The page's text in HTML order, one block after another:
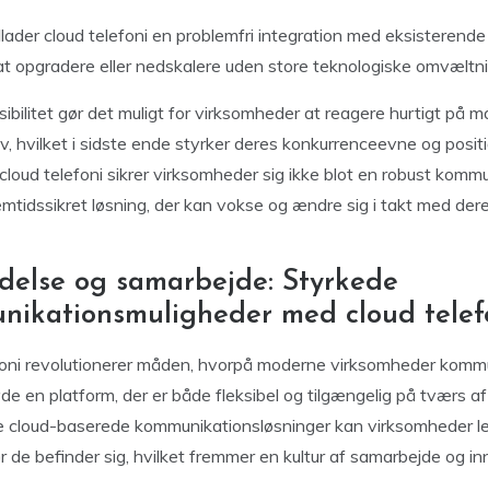
cloud telefoni en problemfri integration med
opgradere eller nedskalere uden store teknologiske
gør det muligt for virksomheder at reagere hurtigt på
hvilket i sidste ende styrker deres konkurrenceevne og
telefoni sikrer virksomheder sig ikke blot en robust
løsning, der kan vokse og ændre sig i takt med
og samarbejde: Styrkede
med cloud
revolutionerer måden, hvorpå moderne virksomheder
en platform, der er både fleksibel og tilgængelig på tværs
cloud-baserede kommunikationsløsninger kan virksomheder
de befinder sig, hvilket fremmer en kultur af samarbejde og